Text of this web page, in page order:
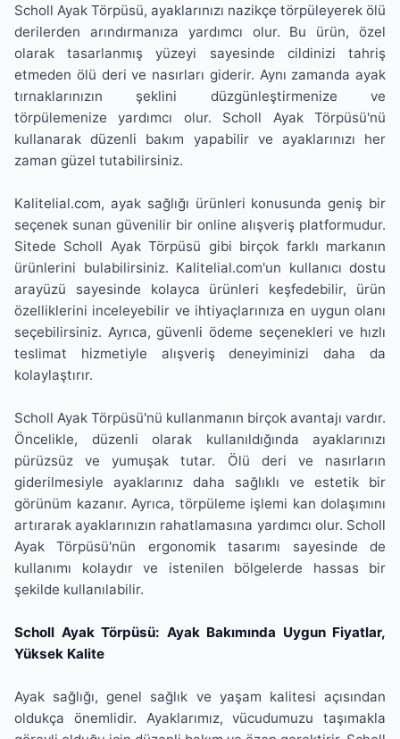
Scholl Ayak Törpüsü, ayaklarınızı nazikçe törpüleyerek ölü
derilerden arındırmanıza yardımcı olur. Bu ürün, özel
olarak tasarlanmış yüzeyi sayesinde cildinizi tahriş
etmeden ölü deri ve nasırları giderir. Aynı zamanda ayak
tırnaklarınızın şeklini düzgünleştirmenize ve
törpülemenize yardımcı olur. Scholl Ayak Törpüsü'nü
kullanarak düzenli bakım yapabilir ve ayaklarınızı her
zaman güzel tutabilirsiniz.
Kalitelial.com, ayak sağlığı ürünleri konusunda geniş bir
seçenek sunan güvenilir bir online alışveriş platformudur.
Sitede Scholl Ayak Törpüsü gibi birçok farklı markanın
ürünlerini bulabilirsiniz. Kalitelial.com'un kullanıcı dostu
arayüzü sayesinde kolayca ürünleri keşfedebilir, ürün
özelliklerini inceleyebilir ve ihtiyaçlarınıza en uygun olanı
seçebilirsiniz. Ayrıca, güvenli ödeme seçenekleri ve hızlı
teslimat hizmetiyle alışveriş deneyiminizi daha da
kolaylaştırır.
Scholl Ayak Törpüsü'nü kullanmanın birçok avantajı vardır.
Öncelikle, düzenli olarak kullanıldığında ayaklarınızı
pürüzsüz ve yumuşak tutar. Ölü deri ve nasırların
giderilmesiyle ayaklarınız daha sağlıklı ve estetik bir
görünüm kazanır. Ayrıca, törpüleme işlemi kan dolaşımını
artırarak ayaklarınızın rahatlamasına yardımcı olur. Scholl
Ayak Törpüsü'nün ergonomik tasarımı sayesinde de
kullanımı kolaydır ve istenilen bölgelerde hassas bir
şekilde kullanılabilir.
Scholl Ayak Törpüsü: Ayak Bakımında Uygun Fiyatlar,
Yüksek Kalite
Ayak sağlığı, genel sağlık ve yaşam kalitesi açısından
oldukça önemlidir. Ayaklarımız, vücudumuzu taşımakla